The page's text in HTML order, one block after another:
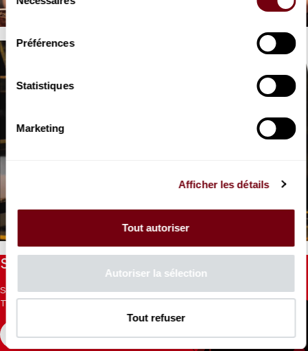
du
consentement
Préférences
Statistiques
Marketing
Afficher les détails
Tout autoriser
Autoriser la sélection
Tout refuser
Lully
Stay informed
Sign up for the newsletter to receive updates from the
Theatre.
REGISTER